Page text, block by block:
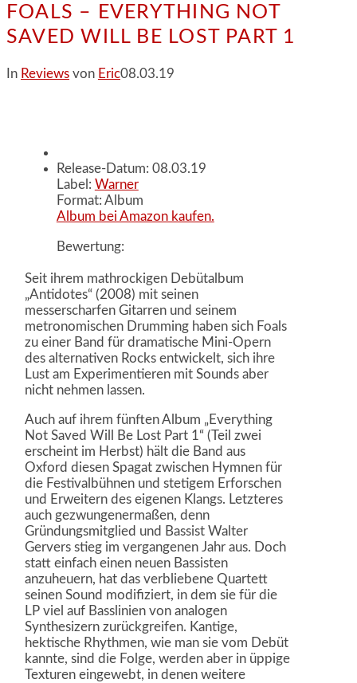
FOALS – EVERYTHING NOT
SAVED WILL BE LOST PART 1
In Reviews von Eric08.03.19
Release-Datum: 08.03.19
Label: Warner
Format: Album
Album bei Amazon kaufen.
Bewertung:
Seit ihrem mathrockigen Debütalbum
„Antidotes“ (2008) mit seinen
messerscharfen Gitarren und seinem
metronomischen Drumming haben sich Foals
zu einer Band für dramatische Mini-Opern
des alternativen Rocks entwickelt, sich ihre
Lust am Experimentieren mit Sounds aber
nicht nehmen lassen.
Auch auf ihrem fünften Album „Everything
Not Saved Will Be Lost Part 1“ (Teil zwei
erscheint im Herbst) hält die Band aus
Oxford diesen Spagat zwischen Hymnen für
die Festivalbühnen und stetigem Erforschen
und Erweitern des eigenen Klangs. Letzteres
auch gezwungenermaßen, denn
Gründungsmitglied und Bassist Walter
Gervers stieg im vergangenen Jahr aus. Doch
statt einfach einen neuen Bassisten
anzuheuern, hat das verbliebene Quartett
seinen Sound modifiziert, in dem sie für die
LP viel auf Basslinien von analogen
Synthesizern zurückgreifen. Kantige,
hektische Rhythmen, wie man sie vom Debüt
kannte, sind die Folge, werden aber in üppige
Texturen eingewebt, in denen weitere